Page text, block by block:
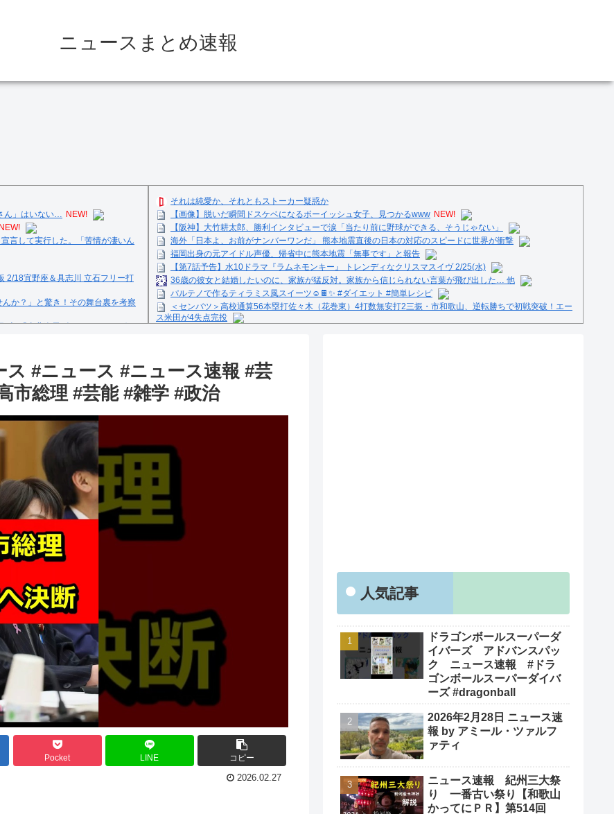
ニュースまとめ速報
ん」はいない… NEW!
NEW!
言して実行した。「苦情が凄いん
2/18宜野座＆具志川 立石フリー打
か？」と驚き！その舞台裏を考察
(火)「東北楽天ゴールデンイーグル
疑い
それは純愛か、それともストーカー疑惑か
【画像】脱いだ瞬間ドスケベになるボーイッシュ女子、見つかるwww NEW!
【阪神】大竹耕太郎、勝利インタビューで涙「当たり前に野球ができる、そうじゃない」
海外「日本よ、お前がナンバーワンだ」 熊本地震直後の日本の対応のスピードに世界が衝撃
福岡出身の元アイドル声優、帰省中に熊本地震「無事です」と報告
【第7話予告】水10ドラマ『ラムネモンキー』 トレンディなクリスマスイヴ 2/25(水)
36歳の彼女と結婚したいのに、家族が猛反対。家族から信じられない言葉が飛び出した… 他
パルテノで作るティラミス風スイーツ☺️🍫✨ #ダイエット #簡単レシピ
＜センバツ＞高校通算56本塁打佐々木（花巻東）4打数無安打2三振・市和歌山、逆転勝ちで初戦突破！エー
ス米田が4失点完投
#ニュース #ニュース速報 #芸
市総理 #芸能 #雑学 #政治
Pocket LINE コピー
2026.02.27
人気記事
ドラゴンボールスーパーダ
イバーズ アドバンスパッ
ク ニュース速報 #ドラ
ゴンボールスーパーダイバ
ーズ #dragonball
2026年2月28日 ニュース速
報 by アミール・ツァルフ
ァティ
ニュース速報 紀州三大祭
り 一番古い祭り【和歌山
かってにＰＲ】第514回